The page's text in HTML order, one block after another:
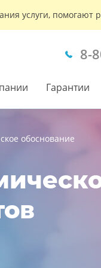
услуги,
8-
Гарантии
обоснование